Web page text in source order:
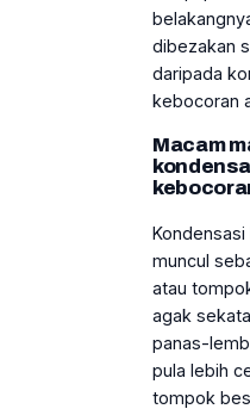
dibezakan
daripada
kebocoran
Macam
muncul
atau
agak
panas-
pula lebih
tompok